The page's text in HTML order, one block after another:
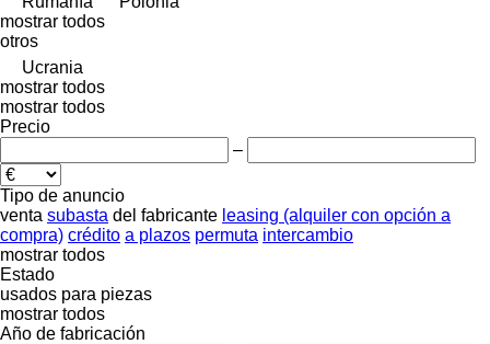
mostrar todos
otros
Ucrania
mostrar todos
mostrar todos
Precio
–
Tipo de anuncio
venta subasta del fabricante leasing (alquiler con opción a
compra) crédito a plazos permuta intercambio
mostrar todos
Estado
usados para piezas
mostrar todos
Año de fabricación